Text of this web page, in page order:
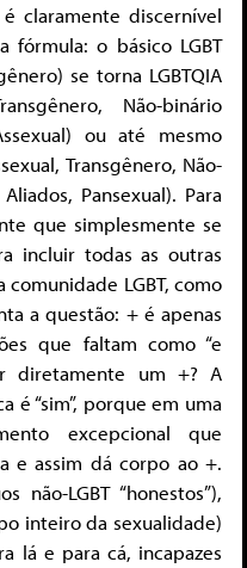
é claramente discernível
fórmula: o básico LGBT
se torna LGBTQIA
Não-binário
ou até mesmo
Transgênero, Não-
Pansexual). Para
que simplesmente se
incluir todas as outras
comunidade LGBT, como
a questão: + é apenas
que faltam como “e
diretamente um +? A
é “sim”, porque em uma
excepcional que
e assim dá corpo ao +.
não-LGBT “honestos”),
inteiro da sexualidade)
lá e para cá, incapazes